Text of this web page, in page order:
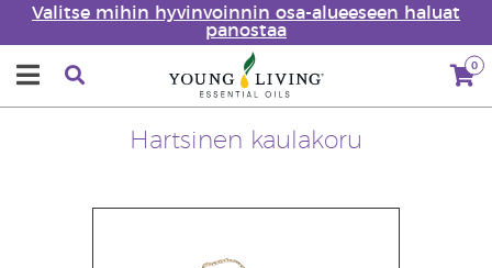
Valitse mihin hyvinvoinnin osa-alueeseen haluat
panostaa
0
Hartsinen kaulakoru